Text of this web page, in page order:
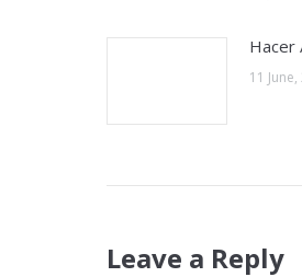
Hacer
11
Leave a Reply